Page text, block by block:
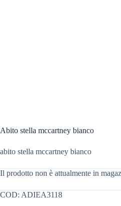
Abito stella mccartney bianco
abito stella mccartney bianco
Il prodotto non è attualmente in
COD: ADIEA3118